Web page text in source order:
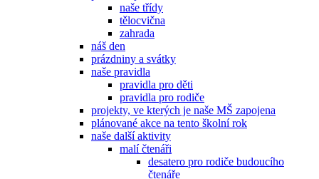
naše třídy
tělocvična
zahrada
náš den
prázdniny a svátky
naše pravidla
pravidla pro děti
pravidla pro rodiče
projekty, ve kterých je naše MŠ zapojena
plánované akce na tento školní rok
naše další aktivity
malí čtenáři
desatero pro rodiče budoucího
čtenáře